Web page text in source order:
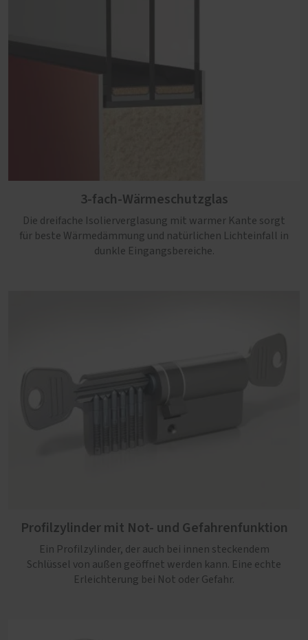
3-fach-Wärmeschutzglas
Die dreifache Isolierverglasung mit warmer Kante sorgt
für beste Wärmedämmung und natürlichen Lichteinfall in
dunkle Eingangsbereiche.
Profilzylinder mit Not- und Gefahrenfunktion
Ein Profilzylinder, der auch bei innen steckendem
Schlüssel von außen geöffnet werden kann. Eine echte
Erleichterung bei Not oder Gefahr.